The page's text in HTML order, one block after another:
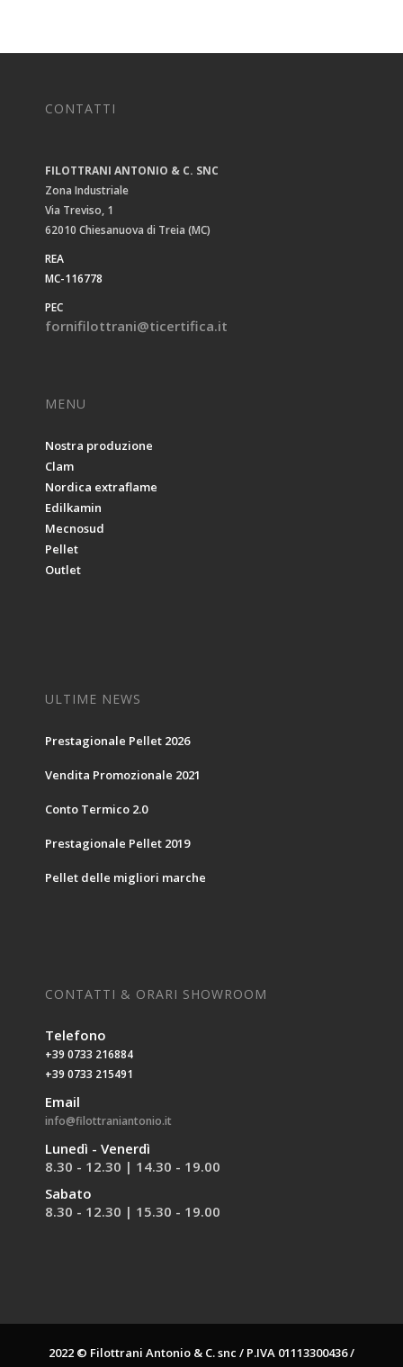
CONTATTI
FILOTTRANI ANTONIO & C. SNC
Zona Industriale
Via Treviso, 1
62010 Chiesanuova di Treia (MC)
REA
MC-116778
PEC
fornifilottrani@ticertifica.it
MENU
Nostra produzione
Clam
Nordica extraflame
Edilkamin
Mecnosud
Pellet
Outlet
ULTIME NEWS
Prestagionale Pellet 2026
Vendita Promozionale 2021
Conto Termico 2.0
Prestagionale Pellet 2019
Pellet delle migliori marche
CONTATTI & ORARI SHOWROOM
Telefono
+39 0733 216884
+39 0733 215491
Email
info@filottraniantonio.it
Lunedì - Venerdì
8.30 - 12.30 | 14.30 - 19.00
Sabato
8.30 - 12.30 | 15.30 - 19.00
2022 © Filottrani Antonio & C. snc / P.IVA 01113300436 /